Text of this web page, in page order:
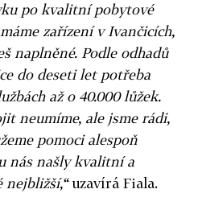
po kvalitní pobytové
zařízení v Ivančicích,
naplněné. Podle odhadů
do deseti let potřeba
až o 40.000 lůžek.
neumíme, ale jsme rádi,
pomoci alespoň
nás našly kvalitní a
nejbližší,“uzavírá Fiala.